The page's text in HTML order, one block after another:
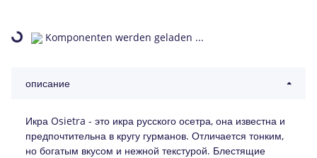
Loading...Komponenten werden geladen ...
описание
Икра Osietra - это икра русского осетра, она известна и
предпочтительна в кругу гурманов. Отличается тонким,
но богатым вкусом и нежной текстурой. Блестящие